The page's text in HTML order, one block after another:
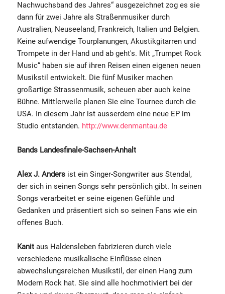
Nachwuchsband des Jahres“ ausgezeichnet zog es sie
dann für zwei Jahre als Straßenmusiker durch
Australien, Neuseeland, Frankreich, Italien und Belgien.
Keine aufwendige Tourplanungen, Akustikgitarren und
Trompete in der Hand und ab geht's. Mit „Trumpet Rock
Music“ haben sie auf ihren Reisen einen eigenen neuen
Musikstil entwickelt. Die fünf Musiker machen
großartige Strassenmusik, scheuen aber auch keine
Bühne. Mittlerweile planen Sie eine Tournee durch die
USA. In diesem Jahr ist ausserdem eine neue EP im
Studio entstanden. http://www.denmantau.de
Bands Landesfinale-Sachsen-Anhalt
Alex J. Anders ist ein Singer-Songwriter aus Stendal,
der sich in seinen Songs sehr persönlich gibt. In seinen
Songs verarbeitet er seine eigenen Gefühle und
Gedanken und präsentiert sich so seinen Fans wie ein
offenes Buch.
Kanit aus Haldensleben fabrizieren durch viele
verschiedene musikalische Einflüsse einen
abwechslungsreichen Musikstil, der einen Hang zum
Modern Rock hat. Sie sind alle hochmotiviert bei der